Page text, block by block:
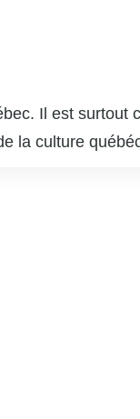
Il est surtout
la culture
a réalisé des
satire sociale,